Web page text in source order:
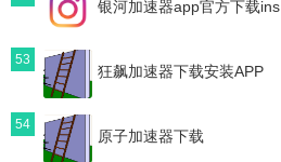
银河加速器app官方下载ins
53
狂飙加速器下载安装APP
54
原子加速器下载